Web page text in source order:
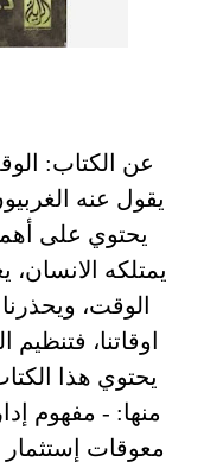
عن الكتاب:
يقول عنه
يحتوي على
يمتلكه الانسان،
الوقت،
اوقاتنا،
يحتوي هذا
منها: - مفهوم
معوقات